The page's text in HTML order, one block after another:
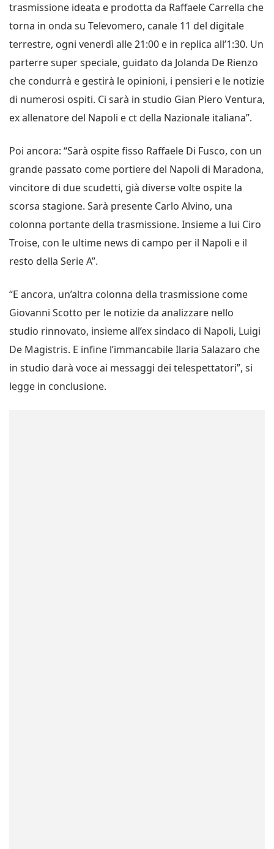
trasmissione ideata e prodotta da Raffaele Carrella che
torna in onda su Televomero, canale 11 del digitale
terrestre, ogni venerdì alle 21:00 e in replica all’1:30. Un
parterre super speciale, guidato da Jolanda De Rienzo
che condurrà e gestirà le opinioni, i pensieri e le notizie
di numerosi ospiti. Ci sarà in studio Gian Piero Ventura,
ex allenatore del Napoli e ct della Nazionale italiana”.
Poi ancora: “Sarà ospite fisso Raffaele Di Fusco, con un
grande passato come portiere del Napoli di Maradona,
vincitore di due scudetti, già diverse volte ospite la
scorsa stagione. Sarà presente Carlo Alvino, una
colonna portante della trasmissione. Insieme a lui Ciro
Troise, con le ultime news di campo per il Napoli e il
resto della Serie A”.
“E ancora, un’altra colonna della trasmissione come
Giovanni Scotto per le notizie da analizzare nello
studio rinnovato, insieme all’ex sindaco di Napoli, Luigi
De Magistris. E infine l’immancabile Ilaria Salazaro che
in studio darà voce ai messaggi dei telespettatori”, si
legge in conclusione.